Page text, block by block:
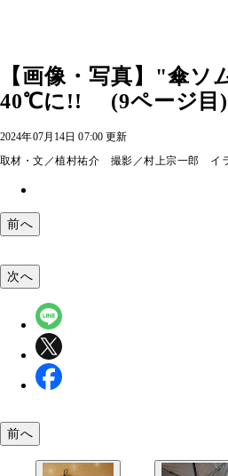
【画像・写真】"傘
40℃に!! (9ページ目)
2024年07月14日 07:00 更新
取材・文／植村祐介 撮影／村上宗一郎 イ
前へ
次へ
前へ